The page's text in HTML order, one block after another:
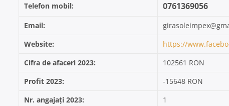
Telefon mobil: 0761369056
Email:
Website:
https://
Cifra de afaceri 2023:
102561 RON
Profit 2023:
-15648 RON
Nr. angajați 2023:
1